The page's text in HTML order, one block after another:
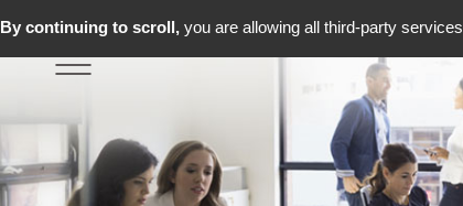
Toggle
navigation
By continuing to scroll,you are allowing all third-party services